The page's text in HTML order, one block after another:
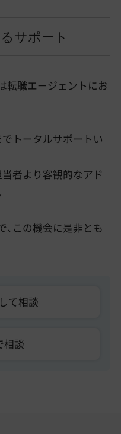
サポート
転職エージェントにお
トータルサポートい
者より客観的なアド
この機会に是非とも
て相談
相談